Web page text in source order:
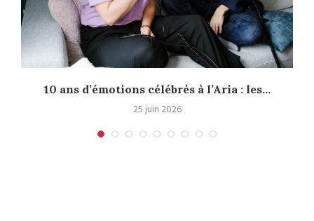
10 ans d’émotions célébrés à l’Aria : les...
25 juin 2026